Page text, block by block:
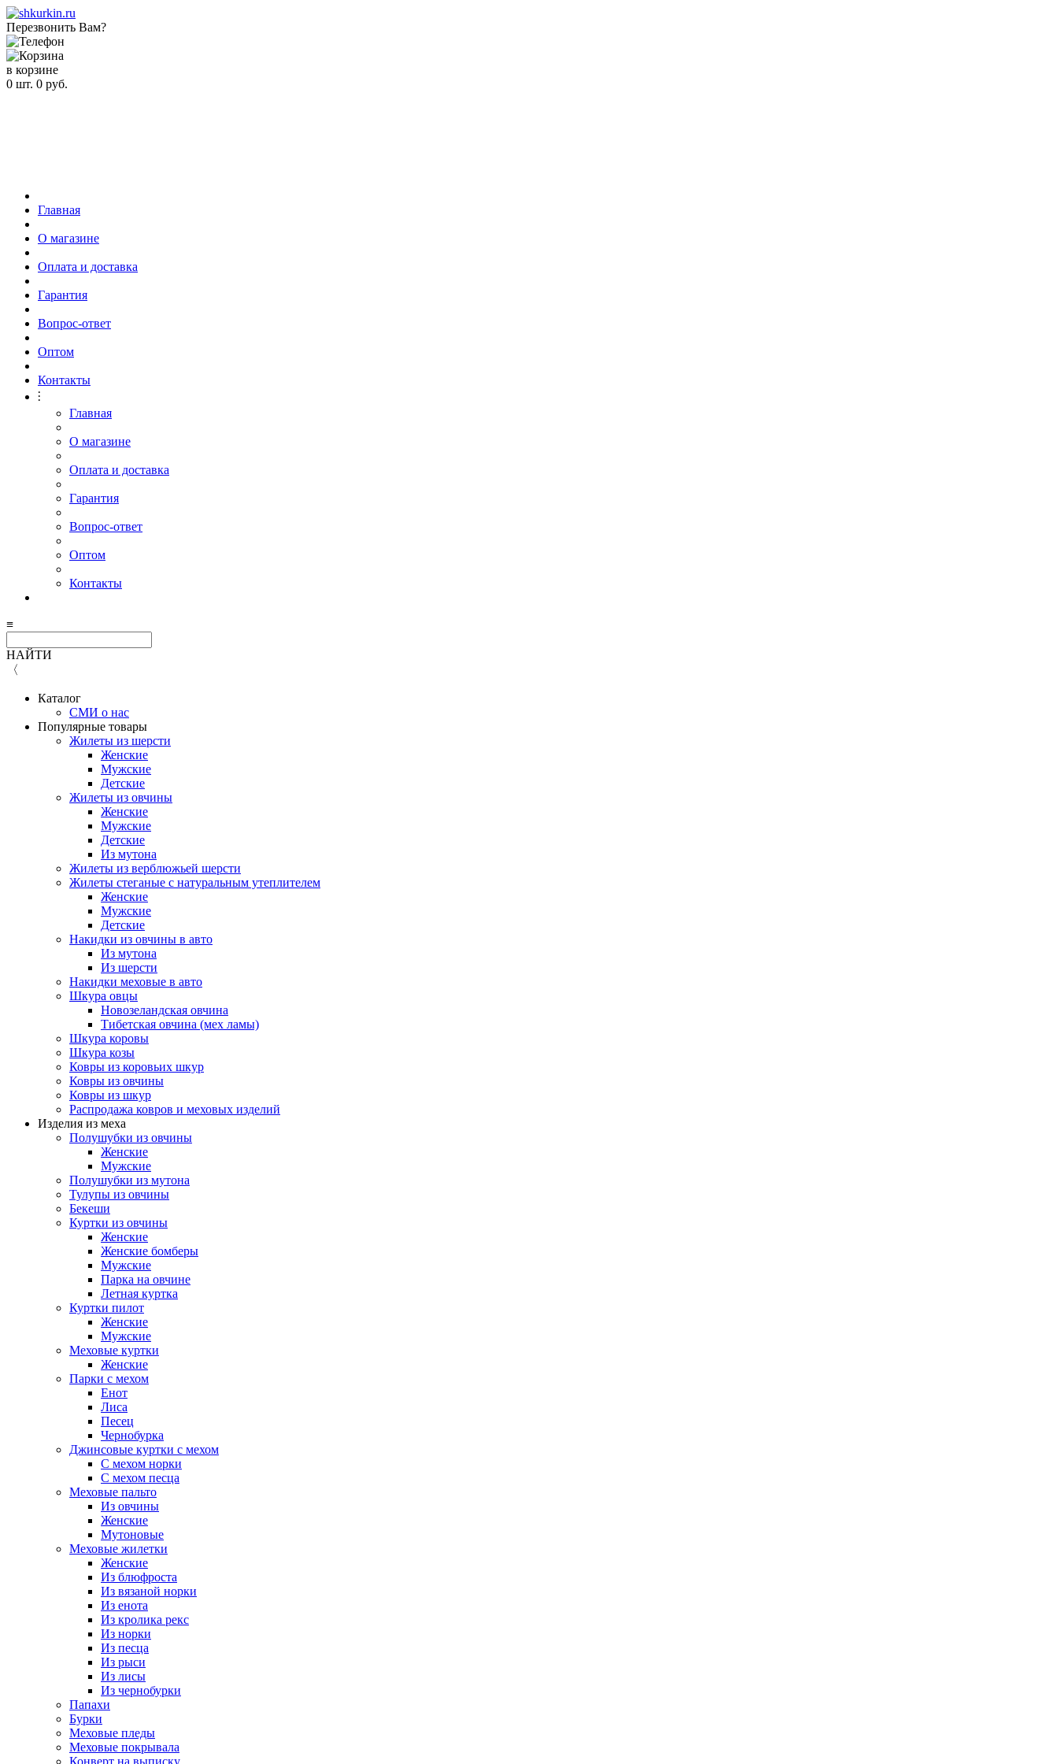
Перезвонить Вам?
в корзине
0 шт. 0 руб.
Главная
О магазине
Оплата и доставка
Гарантия
Вопрос-ответ
Оптом
Контакты
⫶
Главная
О магазине
Оплата и доставка
Гарантия
Вопрос-ответ
Оптом
Контакты
≡
НАЙТИ
〈
Каталог
СМИ о нас
Популярные товары
Жилеты из шерсти
Женские
Мужские
Детские
Жилеты из овчины
Женские
Мужские
Детские
Из мутона
Жилеты из верблюжьей шерсти
Жилеты стеганые с натуральным утеплителем
Женские
Мужские
Детские
Накидки из овчины в авто
Из мутона
Из шерсти
Накидки меховые в авто
Шкура овцы
Новозеландская овчина
Тибетская овчина (мех ламы)
Шкура коровы
Шкура козы
Ковры из коровьих шкур
Ковры из овчины
Ковры из шкур
Распродажа ковров и меховых изделий
Изделия из меха
Полушубки из овчины
Женские
Мужские
Полушубки из мутона
Тулупы из овчины
Бекеши
Куртки из овчины
Женские
Женские бомберы
Мужские
Парка на овчине
Летная куртка
Куртки пилот
Женские
Мужские
Меховые куртки
Женские
Парки с мехом
Енот
Лиса
Песец
Чернобурка
Джинсовые куртки с мехом
С мехом норки
С мехом песца
Меховые пальто
Из овчины
Женские
Мутоновые
Меховые жилетки
Женские
Из блюфроста
Из вязаной норки
Из енота
Из кролика рекс
Из норки
Из песца
Из рыси
Из лисы
Из чернобурки
Папахи
Бурки
Меховые пледы
Меховые покрывала
Конверт на выписку